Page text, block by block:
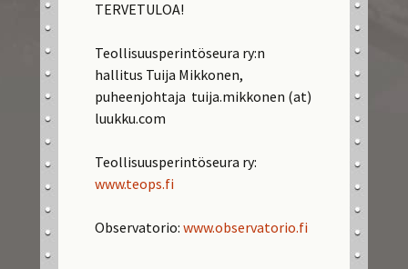
TERVETULOA!
Teollisuusperintöseura ry:n
hallitus Tuija Mikkonen,
puheenjohtaja tuija.mikkonen (at)
luukku.com
Teollisuusperintöseura ry:
www.teops.fi
Observatorio:www.observatorio.fi